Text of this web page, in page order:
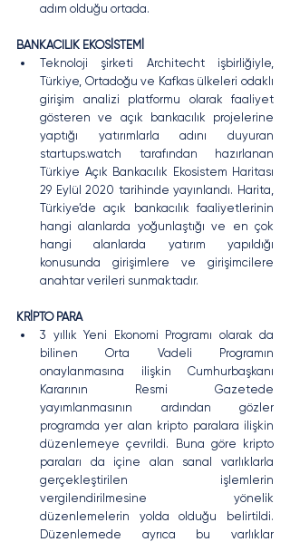
adım olduğu ortada.
BANKACILIK EKOSİSTEMİ
Teknoloji şirketi Architecht işbirliğiyle,
Türkiye, Ortadoğu ve Kafkas ülkeleri odaklı
girişim analizi platformu olarak faaliyet
gösteren ve açık bankacılık projelerine
yaptığı yatırımlarla adını duyuran
startups.watch tarafından hazırlanan
Türkiye Açık Bankacılık Ekosistem Haritası
29 Eylül 2020 tarihinde yayınlandı. Harita,
Türkiye’de açık bankacılık faaliyetlerinin
hangi alanlarda yoğunlaştığı ve en çok
hangi alanlarda yatırım yapıldığı
konusunda girişimlere ve girişimcilere
anahtar verileri sunmaktadır.
KRİPTO PARA
3 yıllık Yeni Ekonomi Programı olarak da
bilinen Orta Vadeli Programın
onaylanmasına ilişkin Cumhurbaşkanı
Kararının Resmi Gazetede
yayımlanmasının ardından gözler
programda yer alan kripto paralara ilişkin
düzenlemeye çevrildi. Buna göre kripto
paraları da içine alan sanal varlıklarla
gerçekleştirilen işlemlerin
vergilendirilmesine yönelik
düzenlemelerin yolda olduğu belirtildi.
Düzenlemede ayrıca bu varlıklar